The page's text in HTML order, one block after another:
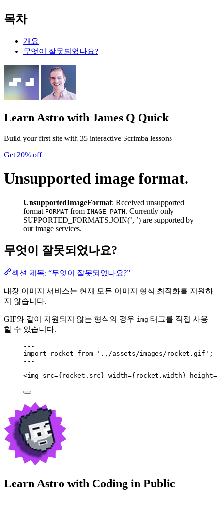
목차
개요
무엇이 잘못되었나요?
Learn Astro with James Q Quick
Build your first site with 35 interactive Scrimba lessons
Get 20% off
Unsupported image format.
UnsupportedImageFormat: Received unsupported
format FORMAT from IMAGE_PATH. Currently only
SUPPORTED_FORMATS.JOIN(’, ’) are supported by
our image services.
무엇이 잘못되었나요?
섹션 제목: “무엇이 잘못되었나요?”
내장 이미지 서비스는 현재 모든 이미지 형식 최적화를 지원하
지 않습니다.
GIF와 같이 지원되지 않는 형식의 경우 img 태그를 직접 사용
할 수 있습니다.
---
import rocket from ' ../assets/images/rocket.gif ' ;
---
<img src={ rocket . src } width={ rocket . width } height=
Learn Astro with Coding in Public